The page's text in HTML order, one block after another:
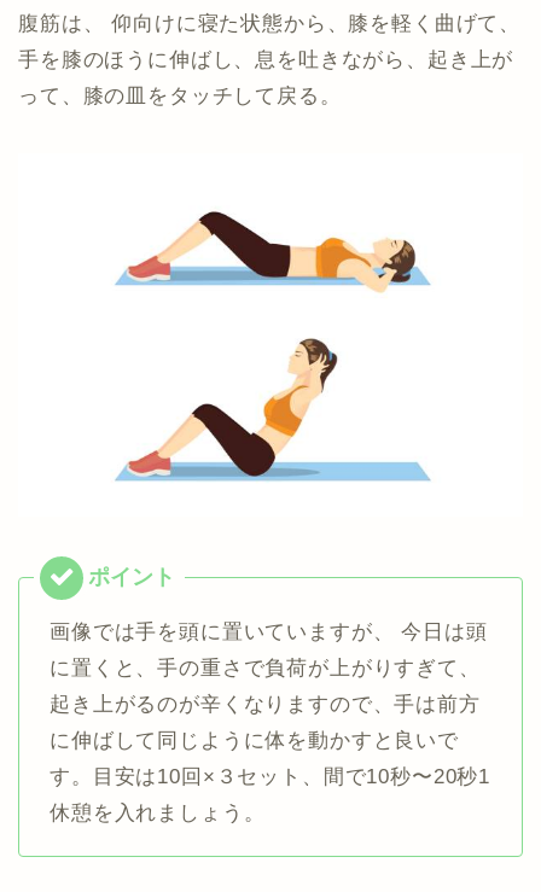
腹筋は、 仰向けに寝た状態から、膝を軽く曲げて、
手を膝のほうに伸ばし、息を吐きながら、起き上が
って、膝の皿をタッチして戻る。
画像では手を頭に置いていますが、 今日は頭
に置くと、手の重さで負荷が上がりすぎて、
起き上がるのが辛くなりますので、手は前方
に伸ばして同じように体を動かすと良いで
す。目安は10回×３セット、間で10秒〜20秒1
休憩を入れましょう。